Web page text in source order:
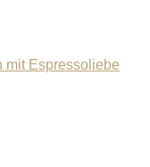
mit Espressoliebe